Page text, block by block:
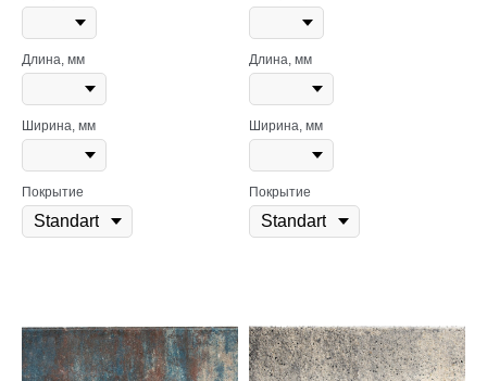
Длина, мм
Ширина, мм
Покрытие
Длина, мм
Ширина, мм
Покрытие